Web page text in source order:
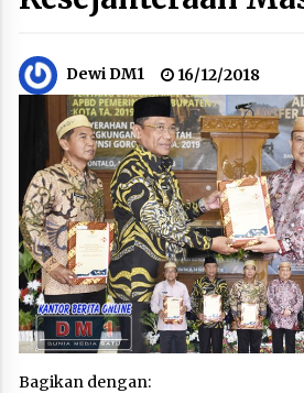
Dewi DM1 16/12/2018
Bagikan dengan: